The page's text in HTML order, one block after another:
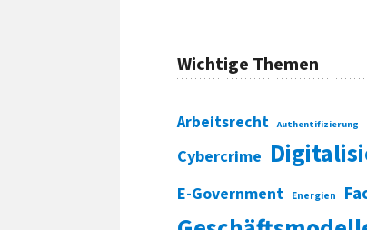
Wichtige Themen
Arbeitsrecht Authentifizierung
Cybercrime
E-Government Energien